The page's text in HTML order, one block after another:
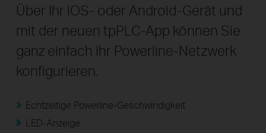
Über Ihr iOS- oder Android-Gerät und
mit der neuen tpPLC-App können Sie
ganz einfach Ihr Powerline-Netzwerk
konfigurieren.
Echtzeitige Powerline-Geschwindigkeit
LED-Anzeige